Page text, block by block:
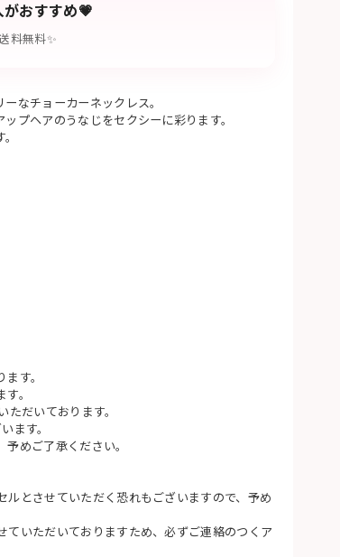
おすすめ💗
料無料✨
なチョーカーネックレス。
プヘアのうなじをセクシーに彩ります。
す。
。
だいております。
ます。
めご了承ください。
ルとさせていただく恐れもございますので、予め
いただいておりますため、必ずご連絡のつくア